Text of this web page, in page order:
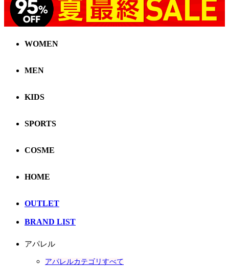
WOMEN
MEN
KIDS
SPORTS
COSME
HOME
OUTLET
BRAND LIST
アパレル
アパレルカテゴリすべて